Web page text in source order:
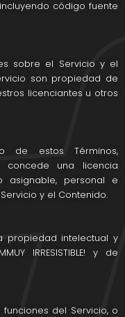
código fuente
sobre el Servicio y el
son propiedad de
licenciantes u otros
de estos Términos,
le concede una licencia
asignable, personal e
y el Contenido.
propiedad intelectual y
IRRESISTIBLE! y de
del Servicio, o